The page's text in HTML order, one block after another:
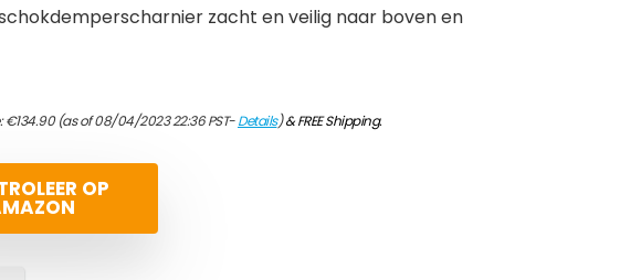
zacht en veilig naar boven en
€134.90(as of 08/04/2023 22:36 PST-Details)&FREE Shipping.
OP